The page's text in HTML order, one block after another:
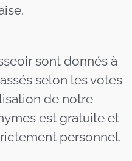
sont donnés à
selon les votes
de notre
est gratuite et
personnel.